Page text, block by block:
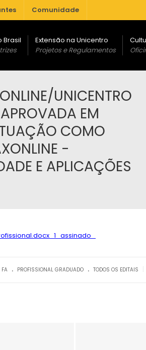
Comunidade
Brasil
Extensão na Unicentro
Projetos e Regulamentos
UNICENTRO
EM
COMO
-
E APLICAÇÕES
. PROFISSIONAL GRADUADO . TODOS OS EDITAIS